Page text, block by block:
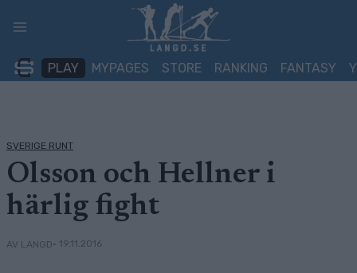
PLAY MYPAGES STORE RANKING FANTASY
SVERIGE RUNT
Olsson och Hellner i
härlig fight
AV LANGD• 19.11.2016